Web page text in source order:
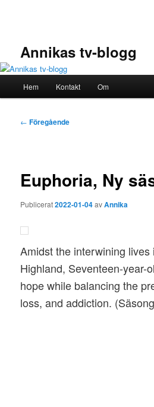
Annikas tv-blogg
Hem Kontakt Om
Inläggsnavigering
← Föregående
Euphoria, Ny
Publicerat2022-01-04avAnnika
Amidst the interwining
Highland, Seventeen-year-
hope while balancing the
loss, and addiction.